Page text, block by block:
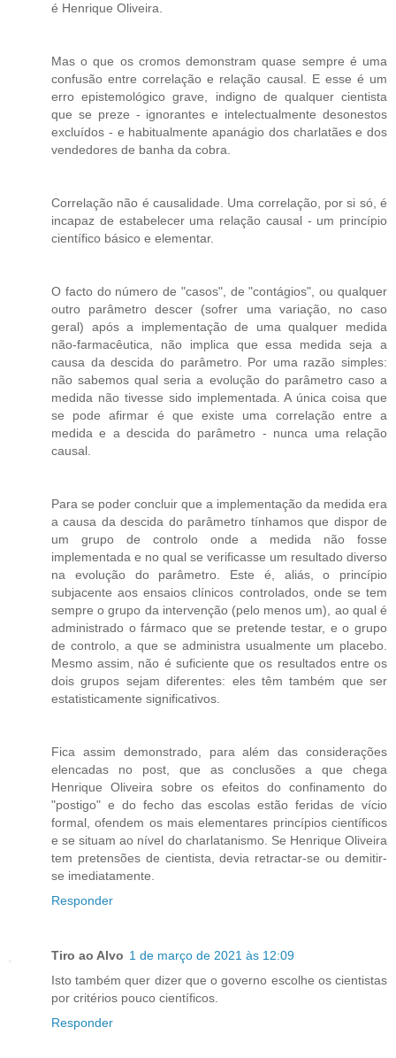
é Henrique Oliveira.
Mas o que os cromos demonstram quase sempre é uma
confusão entre correlação e relação causal. E esse é um
erro epistemológico grave, indigno de qualquer cientista
que se preze - ignorantes e intelectualmente desonestos
excluídos - e habitualmente apanágio dos charlatães e dos
vendedores de banha da cobra.
Correlação não é causalidade. Uma correlação, por si só, é
incapaz de estabelecer uma relação causal - um princípio
científico básico e elementar.
O facto do número de "casos", de "contágios", ou qualquer
outro parâmetro descer (sofrer uma variação, no caso
geral) após a implementação de uma qualquer medida
não-farmacêutica, não implica que essa medida seja a
causa da descida do parâmetro. Por uma razão simples:
não sabemos qual seria a evolução do parâmetro caso a
medida não tivesse sido implementada. A única coisa que
se pode afirmar é que existe uma correlação entre a
medida e a descida do parâmetro - nunca uma relação
causal.
Para se poder concluir que a implementação da medida era
a causa da descida do parâmetro tínhamos que dispor de
um grupo de controlo onde a medida não fosse
implementada e no qual se verificasse um resultado diverso
na evolução do parâmetro. Este é, aliás, o princípio
subjacente aos ensaios clínicos controlados, onde se tem
sempre o grupo da intervenção (pelo menos um), ao qual é
administrado o fármaco que se pretende testar, e o grupo
de controlo, a que se administra usualmente um placebo.
Mesmo assim, não é suficiente que os resultados entre os
dois grupos sejam diferentes: eles têm também que ser
estatisticamente significativos.
Fica assim demonstrado, para além das considerações
elencadas no post, que as conclusões a que chega
Henrique Oliveira sobre os efeitos do confinamento do
"postigo" e do fecho das escolas estão feridas de vício
formal, ofendem os mais elementares princípios científicos
e se situam ao nível do charlatanismo. Se Henrique Oliveira
tem pretensões de cientista, devia retractar-se ou demitir-
se imediatamente.
Responder
Tiro ao Alvo 1 de março de 2021 às 12:09
Isto também quer dizer que o governo escolhe os cientistas
por critérios pouco científicos.
Responder